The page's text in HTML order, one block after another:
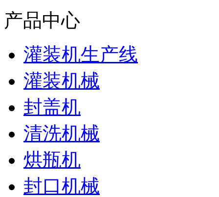
产品中心
灌装机生产线
灌装机械
封盖机
清洗机械
烘瓶机
封口机械